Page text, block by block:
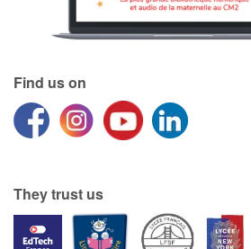
Love and friendship
Emotions and feelings
Formats and illustrations
Catalogue anglais
Find us on
They trust us